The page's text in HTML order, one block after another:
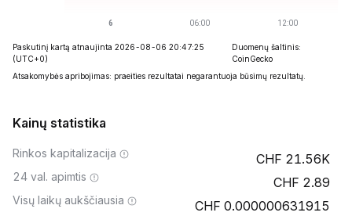
Paskutinį kartą atnaujinta 2026-08-06 20:47:25
(UTC+0)
Duomenų šaltinis:
CoinGecko
Atsakomybės apribojimas: praeities rezultatai negarantuoja būsimų rezultatų.
Kainų statistika
Rinkos kapitalizacija 21.56K
24 val. apimtis 2.89
Visų laikų aukščiausia 0.000000631915